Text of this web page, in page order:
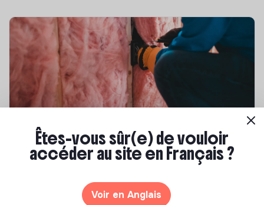
Compétences & formations
Top 8 des formations en rénovation
Marianne Roussel• 21 janvier 2025
Êtes-vous sûr(e) de vouloir
accéder au site en Français ?
Voir en Anglais